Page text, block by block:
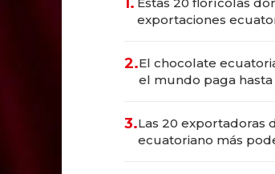
exportaciones
2.El chocolate
el mundo paga hasta
3.Las 20 exportadoras
ecuatoriano más